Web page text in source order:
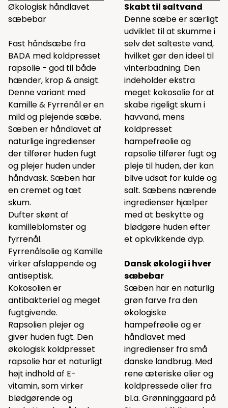
Økologisk håndlavet
sæbebar
Fast håndsæbe fra
BADA med koldpresset
rapsolie - god til både
hænder, krop & ansigt.
Denne variant med
Kamille & Fyrrenål er en
mild og plejende sæbe.
Sæben er håndlavet af
naturlige ingredienser
der tilfører huden fugt
og plejer huden under
håndvask. Sæben har
en cremet og tæt
skum.
Dufter skønt af
kamilleblomster og
fyrrenål.
Fyrrenålsolie og Kamille
virker afslappende og
antiseptisk.
Kokosolien er
antibakteriel og meget
fugtgivende.
Rapsolien plejer og
giver huden fugt. Den
økologisk koldpresset
rapsolie har et naturligt
højt indhold af E-
vitamin, som virker
blødgørende og
Skabt til saltvand
Denne sæbe er særligt
udviklet til at skumme i
selv det salteste vand,
hvilket gør den ideel til
vinterbadning. Den
indeholder ekstra
meget kokosolie for at
skabe rigeligt skum i
havvand, mens
koldpresset
hampefrøolie og
rapsolie tilfører fugt og
pleje til huden, der kan
blive udsat for kulde og
salt. Sæbens nærende
ingredienser hjælper
med at beskytte og
blødgøre huden efter
et opkvikkende dyp.
Dansk økologi i hver
sæbebar
Sæben har en naturlig
grøn farve fra den
økologiske
hampefrøolie og er
håndlavet med
ingredienser fra små
danske landbrug. Med
rene æteriske olier og
koldpressede olier fra
bl.a. Grønninggaard på